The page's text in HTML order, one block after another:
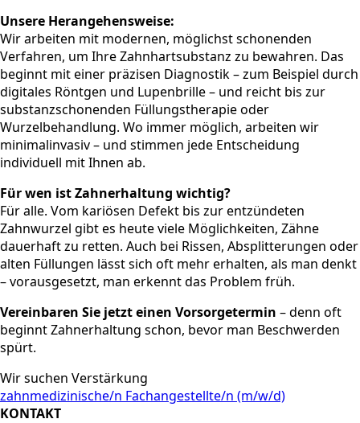
Unsere Herangehensweise:
Wir arbeiten mit modernen, möglichst schonenden
Verfahren, um Ihre Zahnhartsubstanz zu bewahren. Das
beginnt mit einer präzisen Diagnostik – zum Beispiel durch
digitales Röntgen und Lupenbrille – und reicht bis zur
substanzschonenden Füllungstherapie oder
Wurzelbehandlung. Wo immer möglich, arbeiten wir
minimalinvasiv – und stimmen jede Entscheidung
individuell mit Ihnen ab.
Für wen ist Zahnerhaltung wichtig?
Für alle. Vom kariösen Defekt bis zur entzündeten
Zahnwurzel gibt es heute viele Möglichkeiten, Zähne
dauerhaft zu retten. Auch bei Rissen, Absplitterungen oder
alten Füllungen lässt sich oft mehr erhalten, als man denkt
– vorausgesetzt, man erkennt das Problem früh.
Vereinbaren Sie jetzt einen Vorsorgetermin – denn oft
beginnt Zahnerhaltung schon, bevor man Beschwerden
spürt.
Wir suchen Verstärkung
zahnmedizinische/n Fachangestellte/n (m/w/d)
KONTAKT